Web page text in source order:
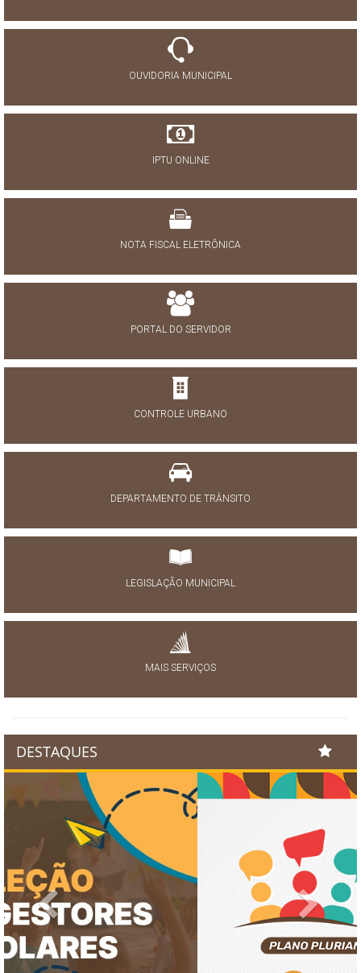
OUVIDORIA MUNICIPAL
IPTU ONLINE
NOTA FISCAL ELETRÔNICA
PORTAL DO SERVIDOR
CONTROLE URBANO
DEPARTAMENTO DE TRÂNSITO
LEGISLAÇÃO MUNICIPAL
MAIS SERVIÇOS
DESTAQUES
Previous Next